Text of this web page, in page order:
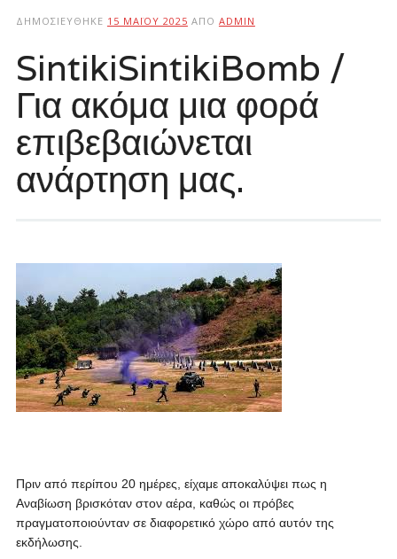
ΔΗΜΟΣΙΕΎΘΗΚΕ 15 ΜΑΪ́ΟΥ 2025 ΑΠΌ ADMIN
SintikiSintikiBomb /
Για ακόμα μια φορά
επιβεβαιώνεται
ανάρτηση μας.
Πριν από περίπου 20 ημέρες, είχαμε αποκαλύψει πως η
Αναβίωση βρισκόταν στον αέρα, καθώς οι πρόβες
πραγματοποιούνταν σε διαφορετικό χώρο από αυτόν της
εκδήλωσης.